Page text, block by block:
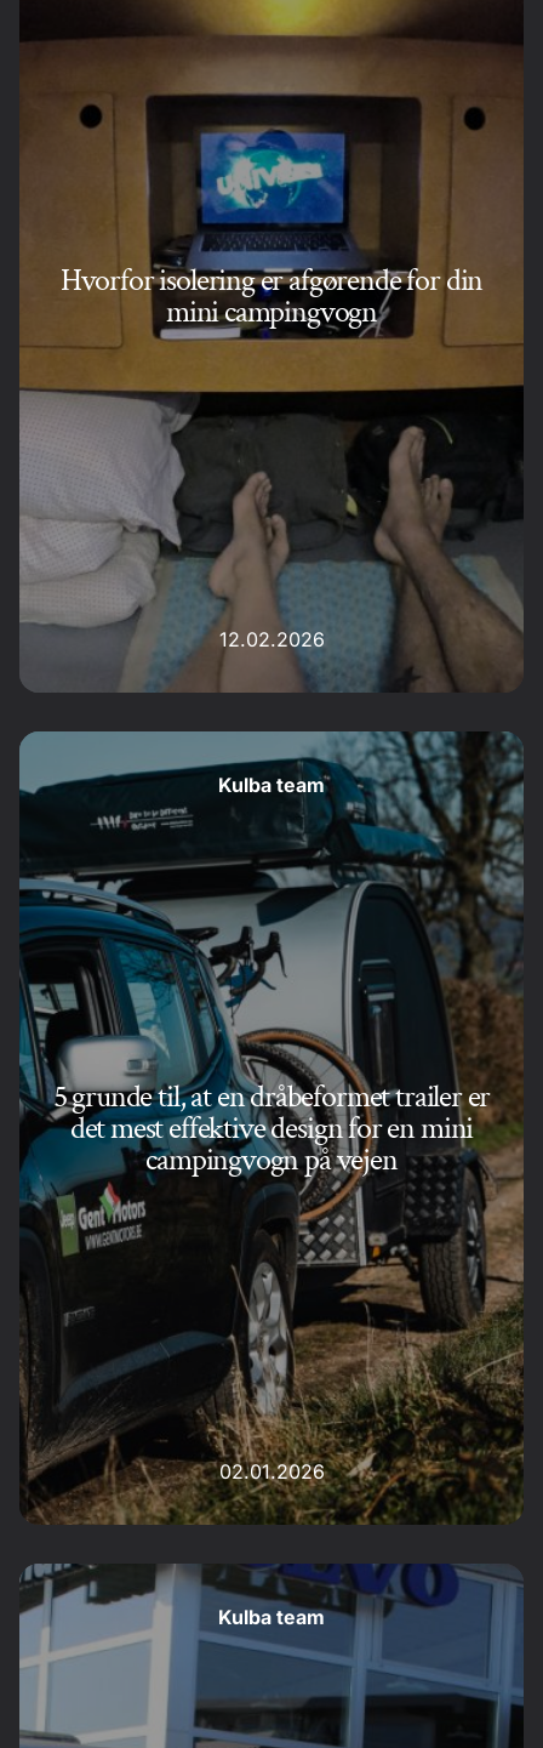
Hvorfor isolering er afgørende for din
mini campingvogn
12.02.2026
Kulba team
5 grunde til, at en dråbeformet trailer er
det mest effektive design for en mini
campingvogn på vejen
02.01.2026
Kulba team